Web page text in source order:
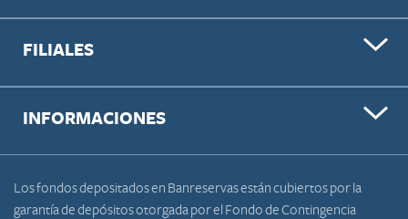
FILIALES
INFORMACIONES
Los fondos depositados en Banreservas están cubiertos por la
garantía de depósitos otorgada por el Fondo de Contingencia